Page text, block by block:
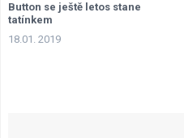
Button se ještě letos stane
tatínkem
18.01. 2019